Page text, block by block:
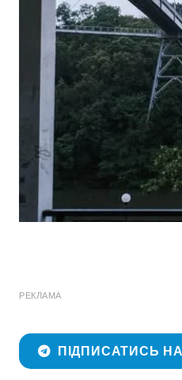
РЕКЛАМА
ПІДПИСАТИСЬ НА